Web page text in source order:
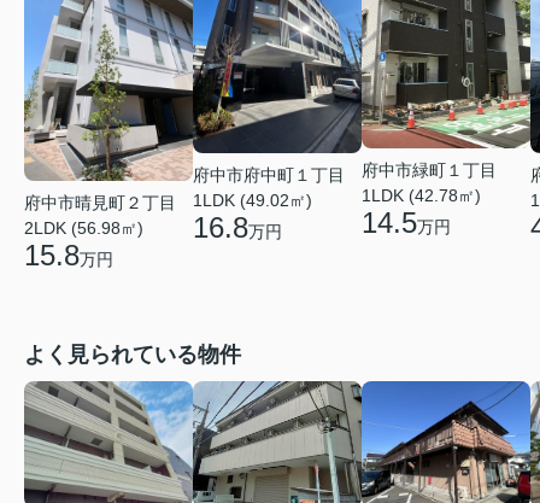
府中市晴見町２丁目
2LDK (56.98㎡)
15.8万円
府中市府中町１丁目
1LDK (49.02㎡)
16.8万円
府中市緑町１丁目
1LDK (42.78㎡)
14.5万円
よく見られている物件